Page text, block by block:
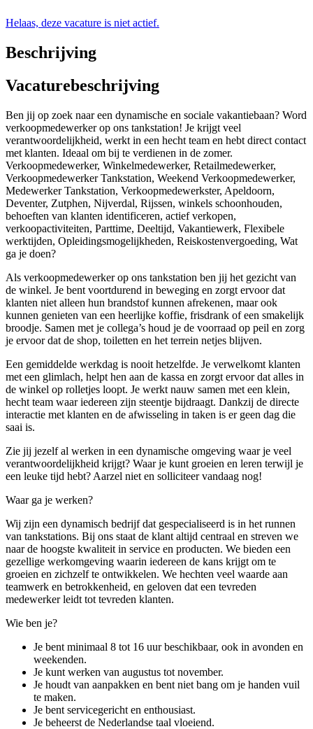
Helaas, deze vacature is niet actief.
Beschrijving
Vacaturebeschrijving
Ben jij op zoek naar een dynamische en sociale vakantiebaan? Word
verkoopmedewerker op ons tankstation! Je krijgt veel
verantwoordelijkheid, werkt in een hecht team en hebt direct contact
met klanten. Ideaal om bij te verdienen in de zomer.
Verkoopmedewerker, Winkelmedewerker, Retailmedewerker,
Verkoopmedewerker Tankstation, Weekend Verkoopmedewerker,
Medewerker Tankstation, Verkoopmedewerkster, Apeldoorn,
Deventer, Zutphen, Nijverdal, Rijssen, winkels schoonhouden,
behoeften van klanten identificeren, actief verkopen,
verkoopactiviteiten, Parttime, Deeltijd, Vakantiewerk, Flexibele
werktijden, Opleidingsmogelijkheden, Reiskostenvergoeding, Wat
ga je doen?
Als verkoopmedewerker op ons tankstation ben jij het gezicht van
de winkel. Je bent voortdurend in beweging en zorgt ervoor dat
klanten niet alleen hun brandstof kunnen afrekenen, maar ook
kunnen genieten van een heerlijke koffie, frisdrank of een smakelijk
broodje. Samen met je collega’s houd je de voorraad op peil en zorg
je ervoor dat de shop, toiletten en het terrein netjes blijven.
Een gemiddelde werkdag is nooit hetzelfde. Je verwelkomt klanten
met een glimlach, helpt hen aan de kassa en zorgt ervoor dat alles in
de winkel op rolletjes loopt. Je werkt nauw samen met een klein,
hecht team waar iedereen zijn steentje bijdraagt. Dankzij de directe
interactie met klanten en de afwisseling in taken is er geen dag die
saai is.
Zie jij jezelf al werken in een dynamische omgeving waar je veel
verantwoordelijkheid krijgt? Waar je kunt groeien en leren terwijl je
een leuke tijd hebt? Aarzel niet en solliciteer vandaag nog!
Waar ga je werken?
Wij zijn een dynamisch bedrijf dat gespecialiseerd is in het runnen
van tankstations. Bij ons staat de klant altijd centraal en streven we
naar de hoogste kwaliteit in service en producten. We bieden een
gezellige werkomgeving waarin iedereen de kans krijgt om te
groeien en zichzelf te ontwikkelen. We hechten veel waarde aan
teamwerk en betrokkenheid, en geloven dat een tevreden
medewerker leidt tot tevreden klanten.
Wie ben je?
Je bent minimaal 8 tot 16 uur beschikbaar, ook in avonden en
weekenden.
Je kunt werken van augustus tot november.
Je houdt van aanpakken en bent niet bang om je handen vuil
te maken.
Je bent servicegericht en enthousiast.
Je beheerst de Nederlandse taal vloeiend.